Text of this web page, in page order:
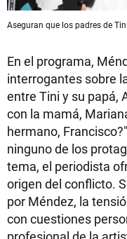
Aseguran que los padres de
En el programa,
interrogantes sobre
entre Tini y su papá,
con la mamá,
hermano,
ninguno de los
tema, el periodista
origen del conflicto.
por Méndez, la
con cuestiones